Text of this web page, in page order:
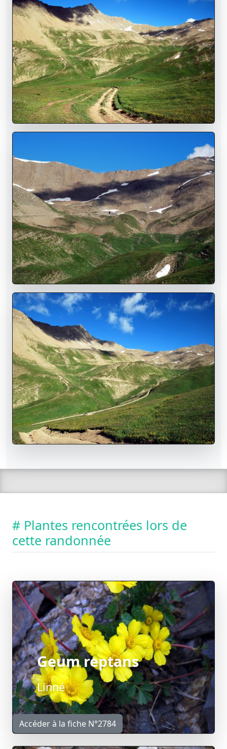
# Plantes rencontrées lors de
cette randonnée
Geum reptans
Linné
Accéder à la fiche N°2784